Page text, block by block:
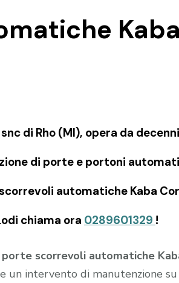
Kaba
di Rho (MI), opera da
di porte e portoni
automatiche Kaba
chiama ora 0289601329 !
porte scorrevoli automatiche
un intervento di manutenzione